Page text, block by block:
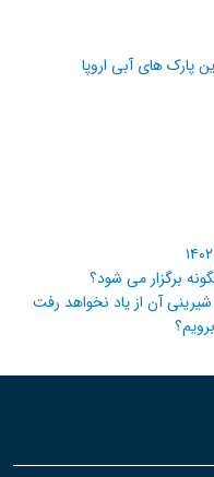
پارک های آبی اروپا
برگزار می شود؟
آن از یاد نخواهد رفت